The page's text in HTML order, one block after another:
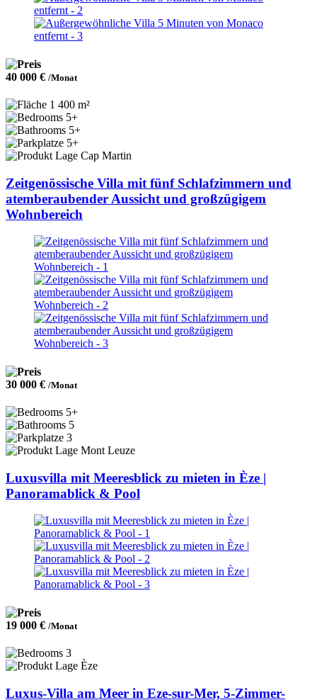
40 000 € /Monat
1 400 m²
5+
5+
5+
Cap Martin
Zeitgenössische Villa mit fünf Schlafzimmern und
atemberaubender Aussicht und großzügigem
Wohnbereich
30 000 € /Monat
5+
5
3
Mont Leuze
Luxusvilla mit Meeresblick zu mieten in Èze |
Panoramablick & Pool
19 000 € /Monat
3
Èze
Luxus-Villa am Meer in Eze-sur-Mer, 5-Zimmer-